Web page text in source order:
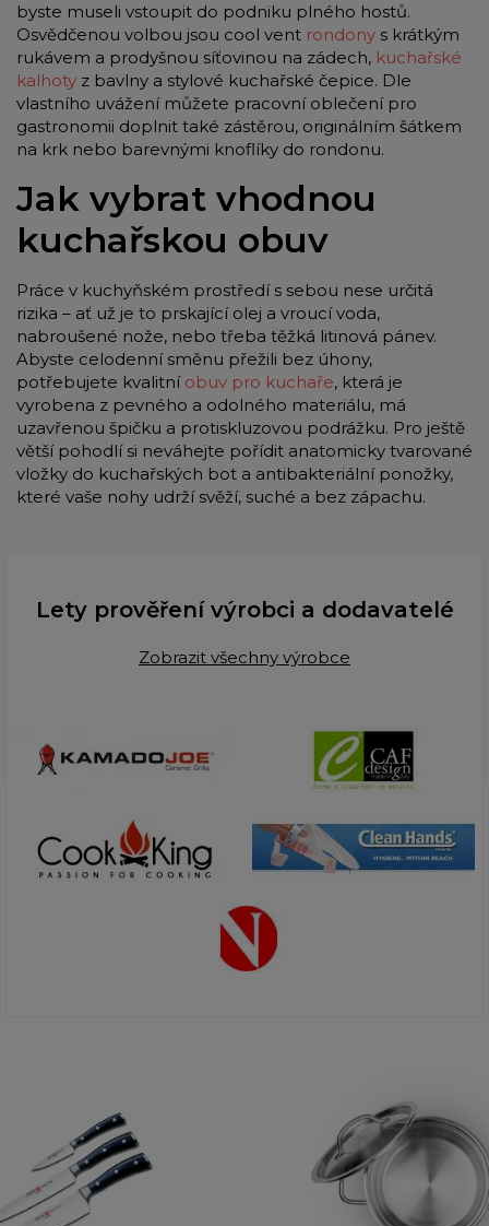
byste museli vstoupit do podniku plného hostů.
Osvědčenou volbou jsou cool vent rondony s krátkým
rukávem a prodyšnou síťovinou na zádech, kuchařské
kalhoty z bavlny a stylové kuchařské čepice. Dle
vlastního uvážení můžete pracovní oblečení pro
gastronomii doplnit také zástěrou, originálním šátkem
na krk nebo barevnými knoflíky do rondonu.
Jak vybrat vhodnou
kuchařskou obuv
Práce v kuchyňském prostředí s sebou nese určitá
rizika – ať už je to prskající olej a vroucí voda,
nabroušené nože, nebo třeba těžká litinová pánev.
Abyste celodenní směnu přežili bez úhony,
potřebujete kvalitní obuv pro kuchaře, která je
vyrobena z pevného a odolného materiálu, má
uzavřenou špičku a protiskluzovou podrážku. Pro ještě
větší pohodlí si neváhejte pořídit anatomicky tvarované
vložky do kuchařských bot a antibakteriální ponožky,
které vaše nohy udrží svěží, suché a bez zápachu.
Lety prověření výrobci a dodavatelé
Zobrazit všechny výrobce